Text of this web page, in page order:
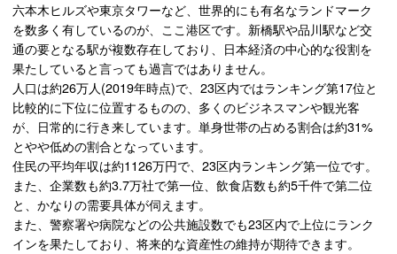
六本木ヒルズや東京タワーなど、世界的にも有名なランドマーク
を数多く有しているのが、ここ港区です。新橋駅や品川駅など交
通の要となる駅が複数存在しており、日本経済の中心的な役割を
果たしていると言っても過言ではありません。
人口は約26万人(2019年時点)で、23区内ではランキング第17位と
比較的に下位に位置するものの、多くのビジネスマンや観光客
が、日常的に行き来しています。単身世帯の占める割合は約31%
とやや低めの割合となっています。
住民の平均年収は約1126万円で、23区内ランキング第一位です。
また、企業数も約3.7万社で第一位、飲食店数も約5千件で第二位
と、かなりの需要具体が伺えます。
また、警察署や病院などの公共施設数でも23区内で上位にランク
インを果たしており、将来的な資産性の維持が期待できます。